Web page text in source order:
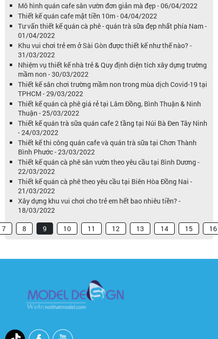
Mô hình quán cafe sân vườn đơn giản mà đẹp - 06/04/2022
Thiết kế quán cafe mặt tiền 10m - 04/04/2022
Tư vấn thiết kế quán cà phê - quán trà sữa đẹp nhất phía Nam -
01/04/2022
Khu vui chơi trẻ em ở Sài Gòn được thiết kế như thế nào? -
31/03/2022
Nhiệm vụ thiết kế nhà trẻ & Quy định diện tích xây dựng trường
mầm non - 30/03/2022
Thiết kế sân chơi trường mầm non trong mùa dịch Covid-19 tại
TPHCM - 29/03/2022
Thiết kế quán cà phê giá rẻ tại Lâm Đồng, Bình Thuận & Ninh
Thuận - 25/03/2022
Thiết kế quán trà sữa quán cafe 2 tầng tại Núi Bà Đen Tây Ninh
- 24/03/2022
Thiết kế thi công quán cafe và quán trà sữa tại Chơn Thành
Bình Phước - 23/03/2022
Thiết kế quán cà phê sân vườn theo yêu cầu tại Bình Dương -
22/03/2022
Thiết kế quán cà phê theo yêu cầu tại Biên Hòa Đồng Nai -
21/03/2022
Xây dựng khu vui chơi cho trẻ em hết bao nhiêu tiền? -
18/03/2022
7 8 9 10 11 12 13 14 15 16